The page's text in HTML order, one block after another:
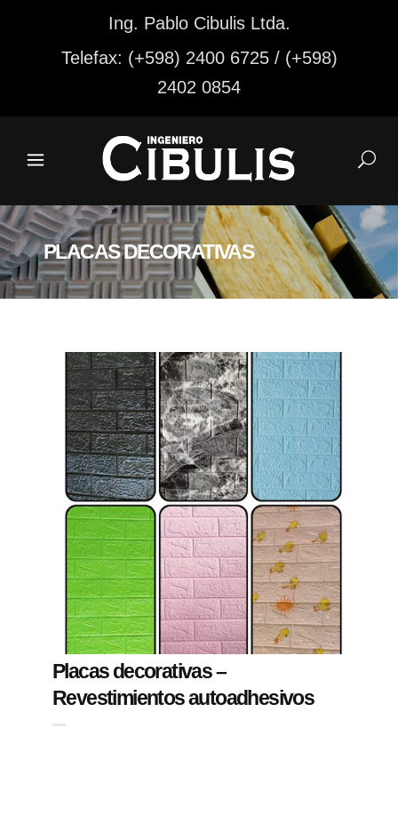
Ing. Pablo Cibulis Ltda.
Telefax: (+598) 2400 6725 / (+598)
2402 0854
PLACAS DECORATIVAS
Placas decorativas –
Revestimientos autoadhesivos